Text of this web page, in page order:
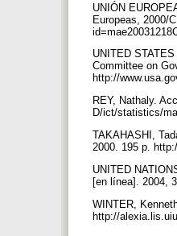
UNIÓN
Europeas, 2000/
UNITED
Committee on
http://
REY, Nathaly.
D/ict/statistics/
TAKAHASHI,
2000. 195 p.
UNITED
[en línea]. 2004,
WINTER,
http://